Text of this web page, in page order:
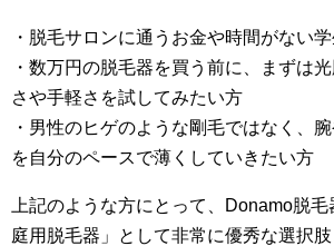
・脱毛サロンに通うお金や時間がない
・数万円の脱毛器を買う前に、まずは
さや手軽さを試してみたい方
・男性のヒゲのような剛毛ではなく、
を自分のペースで薄くしていきたい方
上記のような方にとって、Donamo脱
庭用脱毛器」として非常に優秀な選択